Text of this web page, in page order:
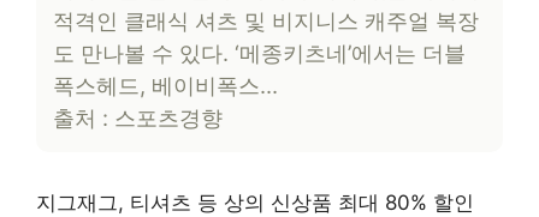
적격인 클래식 셔츠 및 비지니스 캐주얼 복장
도 만나볼 수 있다. ‘메종키츠네’에서는 더블
폭스헤드, 베이비폭스…
출처 : 스포츠경향
지그재그, 티셔츠 등 상의 신상품 최대 80% 할인